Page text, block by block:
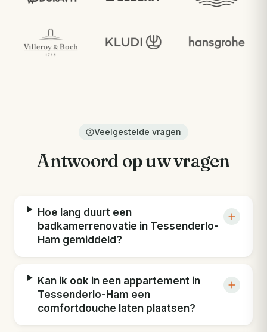
Veelgestelde vragen
Antwoord op uw vragen
Hoe lang duurt een
badkamerrenovatie in Tessenderlo-
Ham gemiddeld?
Kan ik ook in een appartement in
Tessenderlo-Ham een
comfortdouche laten plaatsen?